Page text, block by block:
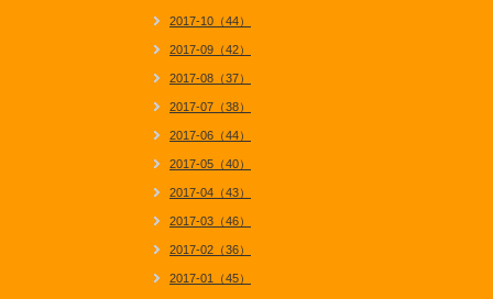
2017-10（44）
2017-09（42）
2017-08（37）
2017-07（38）
2017-06（44）
2017-05（40）
2017-04（43）
2017-03（46）
2017-02（36）
2017-01（45）